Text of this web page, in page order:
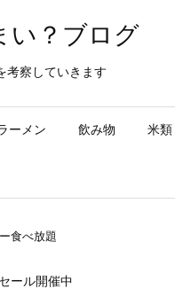
い？ブログ
考察していきます
ーメン 飲み物 米類
食べ放題
ール開催中